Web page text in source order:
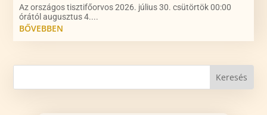
Az országos tisztifőorvos 2026. július 30. csütörtök 00:00
órától augusztus 4....
BŐVEBBEN